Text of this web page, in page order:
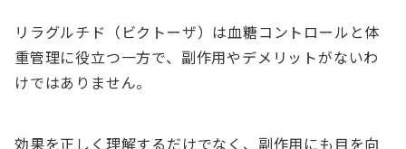
リラグルチド（ビクトーザ）は血糖コントロールと体
重管理に役立つ一方で、副作用やデメリットがないわ
けではありません。
効果を正しく理解するだけでなく、副作用にも目を向